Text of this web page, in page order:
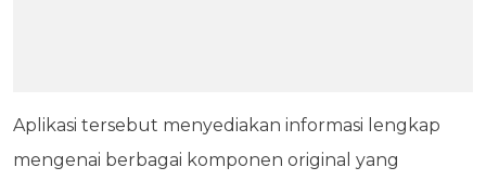
Aplikasi tersebut menyediakan informasi lengkap
mengenai berbagai komponen original yang